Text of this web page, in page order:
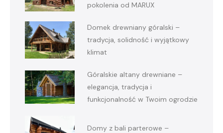
pokolenia od MARUX
Domek drewniany góralski –
tradycja, solidność i wyjątkowy
klimat
Góralskie altany drewniane –
elegancja, tradycja i
funkcjonalność w Twoim ogrodzie
Domy z bali parterowe –